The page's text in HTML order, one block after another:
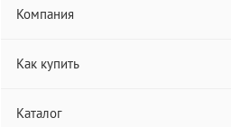
Компания
Как купить
Каталог